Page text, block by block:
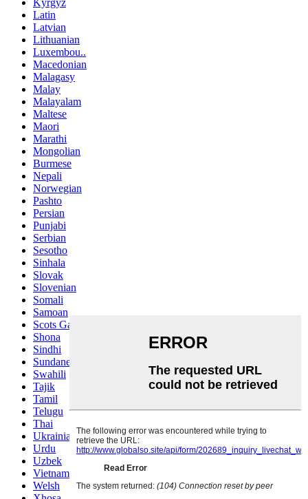
Kyrgyz
Latin
Latvian
Lithuanian
Luxembou..
Macedonian
Malagasy
Malay
Malayalam
Maltese
Maori
Marathi
Mongolian
Burmese
Nepali
Norwegian
Pashto
Persian
Punjabi
Serbian
Sesotho
Sinhala
Slovak
Slovenian
Somali
Samoan
Scots Gaelic
Shona
Sindhi
Sundanese
Swahili
Tajik
Tamil
Telugu
Thai
Ukrainian
Urdu
Uzbek
Vietnamese
Welsh